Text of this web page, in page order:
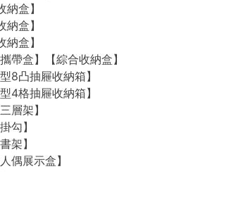
盒】
盒】
盒】
盒】【綜合收納盒】
8凸抽屜收納箱】
4格抽屜收納箱】
層架】
勾】
架】
偶展示盒】